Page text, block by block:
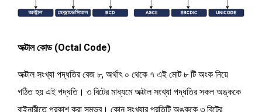
অক্টাল কোড (Octal Code)
অক্টাল সংখ্যা পদ্ধতির বেজ ৮, অর্থাৎ ০ থেকে ৭ এই মোট ৮ টি অংক নিয়ে
গঠিত হয় এই পদ্ধতি। ৩ বিটের মাধ্যমে অক্টালসংখ্যা পদ্ধতিরসকল অঙ্ককে
বাইনারীতে প্রকাশ করা সম্ভব। কোনসংখ্যার প্রতিটি অঙ্ককে ৩ বিটের